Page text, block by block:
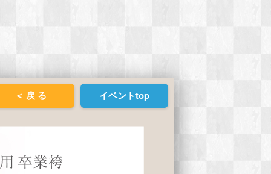
イベントtop
＜ 戻 る